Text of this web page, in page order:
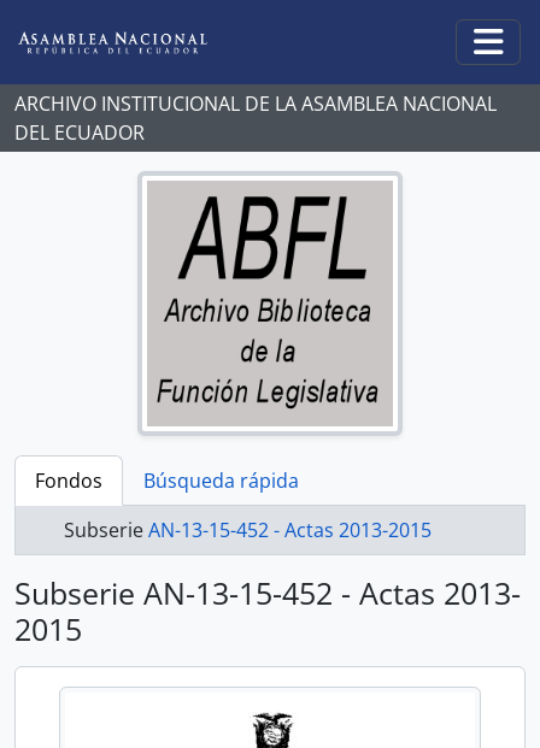
ARCHIVO INSTITUCIONAL DE LA ASAMBLEA NACIONAL
DEL ECUADOR
Fondos
Búsqueda rápida
SubserieAN-13-15-452 - Actas 2013-2015
Subserie AN-13-15-452 - Actas 2013-
2015